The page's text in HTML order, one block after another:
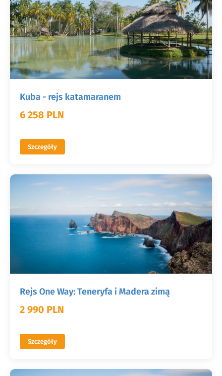
Kuba - rejs katamaranem
6 258 PLN
Szczegóły
Rejs One Way: Teneryfa i Madera zimą
2 990 PLN
Szczegóły